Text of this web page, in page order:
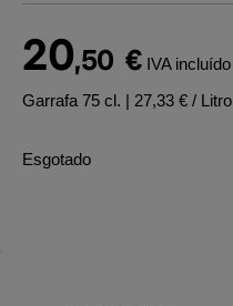
20,50 € IVA incluído
Garrafa 75 cl. | 27,33 € / Litro
Esgotado